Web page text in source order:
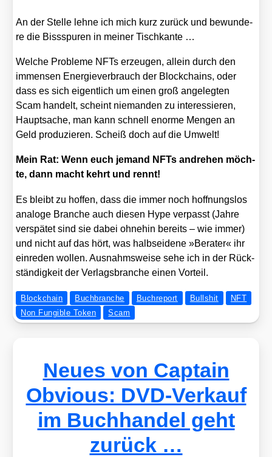
An der Stel­le leh­ne ich mich kurz zurück und bewun­de­
re die Biss­spu­ren in mei­ner Tisch­kan­te …
Wel­che Pro­ble­me NFTs erzeu­gen, allein durch den
immensen Ener­gie­ver­brauch der Block­chains, oder
dass es sich eigent­lich um einen groß ange­leg­ten
Scam han­delt, scheint nie­man­den zu inter­es­sie­ren,
Haupt­sa­che, man kann schnell enor­me Men­gen an
Geld pro­du­zie­ren. Scheiß doch auf die Umwelt!
Mein Rat: Wenn euch jemand NFTs andre­hen möch­
te, dann macht kehrt und rennt!
Es bleibt zu hof­fen, dass die immer noch hoff­nungs­los
ana­lo­ge Bran­che auch die­sen Hype ver­passt (Jah­re
ver­spä­tet sind sie dabei ohne­hin bereits – wie immer)
und nicht auf das hört, was halb­sei­de­ne »Bera­ter« ihr
ein­re­den wol­len. Aus­nahms­wei­se sehe ich in der Rück­
stän­dig­keit der Ver­lags­bran­che einen Vor­teil.
Blockchain Buchbranche Buchreport Bullshit
NFT
Non Fungible Token
Scam
Neues von Captain
Obvious: DVD-Verkauf
im Buchhandel geht
zurück …